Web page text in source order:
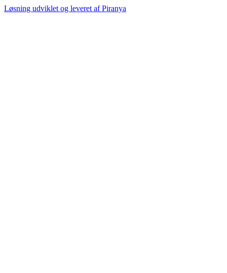
Løsning udviklet og leveret afPiranya